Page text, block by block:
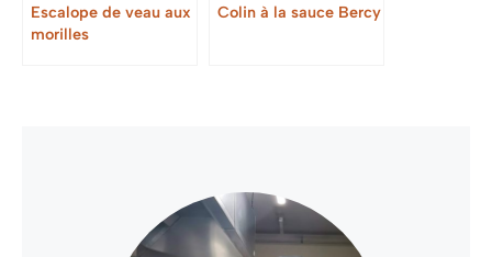
Escalope de veau aux
morilles
Colin à la sauce Bercy